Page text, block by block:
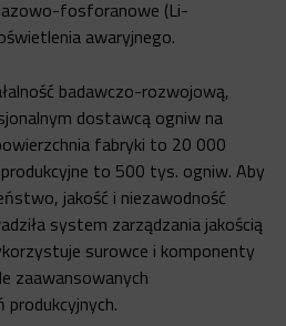
fosforanowe (Li-
awaryjnego.
badawczo-rozwojową,
dostawcą ogniw na
fabryki to 20 000
to 500 tys. ogniw. Aby
jakość i niezawodność
system zarządzania jakością
surowce i komponenty
zaawansowanych